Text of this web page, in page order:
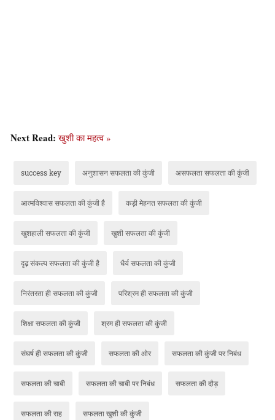
Next Read:खुशी का महत्व »
success key अनुशासन सफलता की कुंजी असफलता सफलता की कुंजी
आत्मविश्वास सफलता की कुंजी है कड़ी मेहनत सफलता की कुंजी
खुशहाली सफलता की कुंजी खुशी सफलता की कुंजी
दृढ़ संकल्प सफलता की कुंजी है धैर्य सफलता की कुंजी
निरंतरता ही सफलता की कुंजी परिश्रम ही सफलता की कुंजी
शिक्षा सफलता की कुंजी श्रम ही सफलता की कुंजी
संघर्ष ही सफलता की कुंजी सफलता की ओर सफलता की कुंजी पर निबंध
सफलता की चाबी सफलता की चाबी पर निबंध सफलता की दौड़
सफलता की राह सफलता खुशी की कुंजी